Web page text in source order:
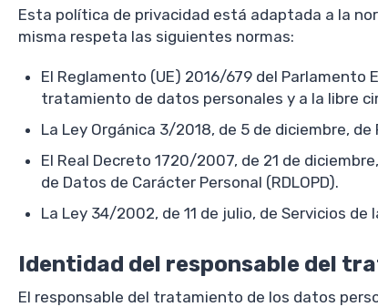
Esta política de privacidad está adaptada a la
misma respeta las siguientes normas:
El Reglamento (UE) 2016/679 del
tratamiento de datos personales y a la libre
La Ley Orgánica 3/2018, de 5 de diciembre,
El Real Decreto 1720/2007, de 21 de
de Datos de Carácter Personal (RDLOPD).
La Ley 34/2002, de 11 de julio, de Servicios
Identidad del responsable del
El responsable del tratamiento de los datos